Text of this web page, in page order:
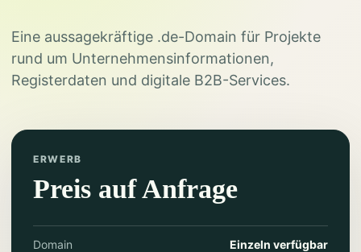
Eine aussagekräftige .de-Domain für Projekte
rund um Unternehmensinformationen,
Registerdaten und digitale B2B-Services.
ERWERB
Preis auf Anfrage
Domain Einzeln verfügbar